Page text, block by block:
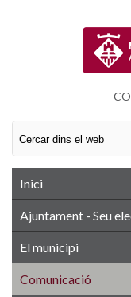
Inici
Ajuntament - Seu
El municipi
Comunicació